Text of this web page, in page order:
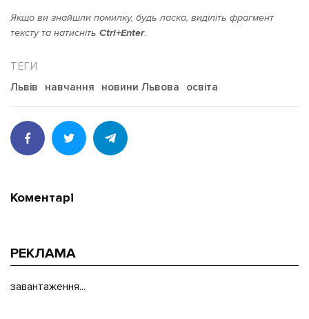
Якщо ви знайшли помилку, будь ласка, виділіть фрагмент
тексту та натисніть Ctrl+Enter.
Львів навчання новини Львова освіта
Коментарі
РЕКЛАМА
завантаження...